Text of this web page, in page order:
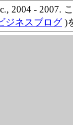
2004 - 2007.
ジネスブログ)